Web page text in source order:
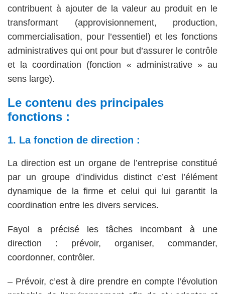
contribuent à ajouter de la valeur au produit en le
transformant (approvisionnement, production,
commercialisation, pour l’essentiel) et les fonctions
administratives qui ont pour but d’assurer le contrôle
et la coordination (fonction « administrative » au
sens large).
Le contenu des principales
fonctions :
1. La fonction de direction :
La direction est un organe de l’entreprise constitué
par un groupe d’individus distinct c’est l’élément
dynamique de la firme et celui qui lui garantit la
coordination entre les divers services.
Fayol a précisé les tâches incombant à une
direction : prévoir, organiser, commander,
coordonner, contrôler.
– Prévoir, c’est à dire prendre en compte l’évolution